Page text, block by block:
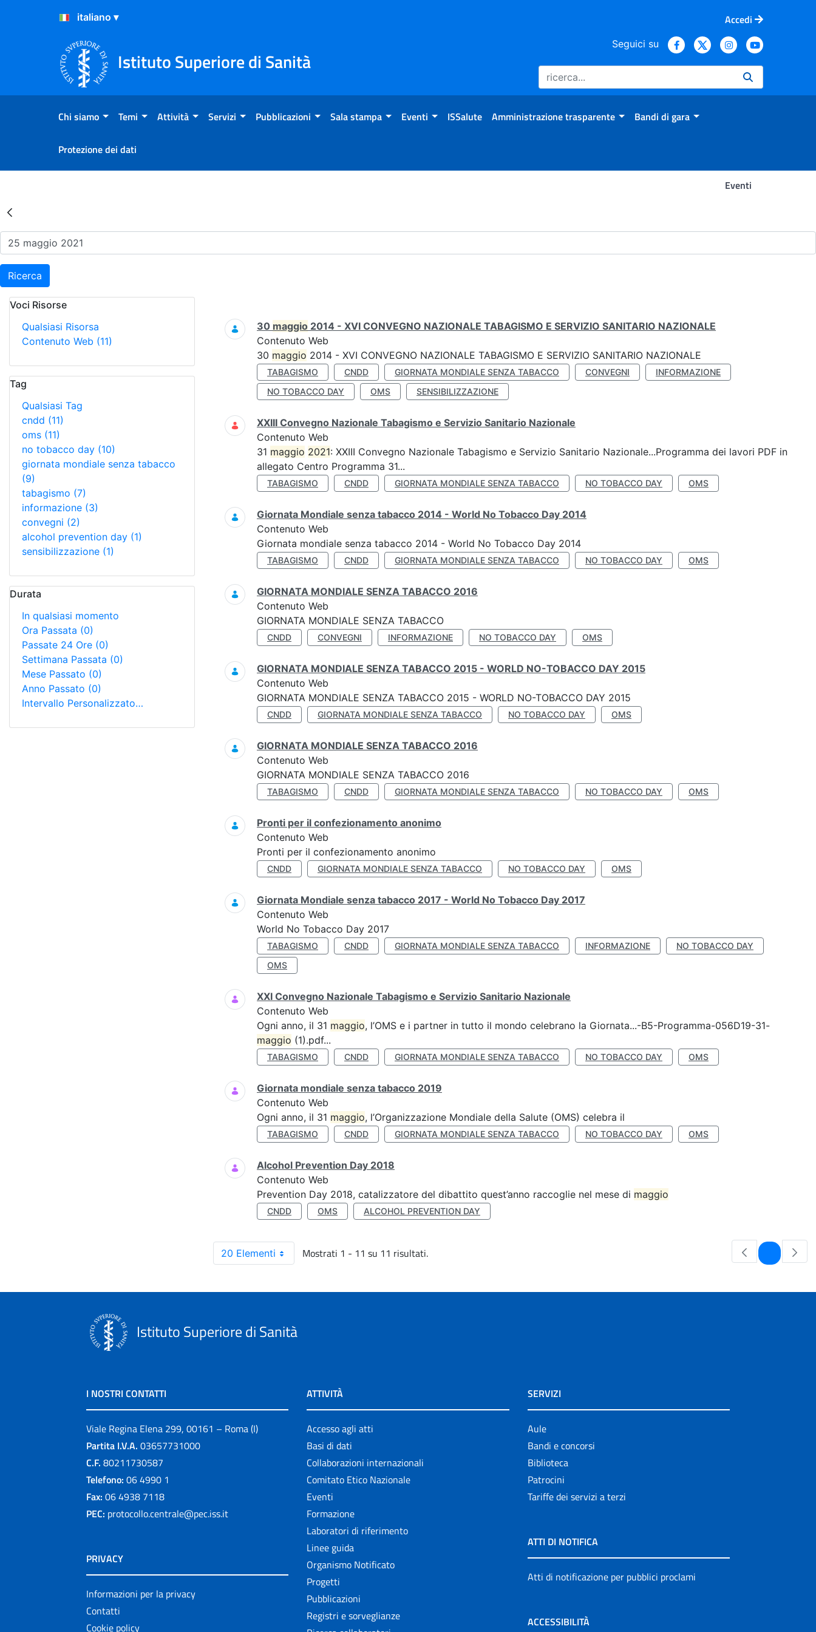
Salta al Contenuto
Salta al Footer
Accedi
Istituto Superiore di Sanità
Seguici su
Chi siamo Temi Attività Servizi Pubblicazioni Sala stampa Eventi ISSalute Amministrazione trasparente Bandi di gara
Protezione dei dati
Eventi
Risultati della Ricerca - Eventi
Ricerca
Voci Risorse
Qualsiasi Risorsa
Contenuto Web (11)
Tag
Qualsiasi Tag
cndd (11)
oms (11)
no tobacco day (10)
giornata mondiale senza tabacco
(9)
tabagismo (7)
informazione (3)
convegni (2)
alcohol prevention day (1)
sensibilizzazione (1)
Durata
In qualsiasi momento
Ora Passata (0)
Passate 24 Ore (0)
Settimana Passata (0)
Mese Passato (0)
Anno Passato (0)
Intervallo Personalizzato…
Ricerca
30 maggio 2014 - XVI CONVEGNO NAZIONALE TABAGISMO E SERVIZIO SANITARIO NAZIONALE
Contenuto Web
30 maggio 2014 - XVI CONVEGNO NAZIONALE TABAGISMO E SERVIZIO SANITARIO NAZIONALE
TABAGISMO CNDD GIORNATA MONDIALE SENZA TABACCO CONVEGNI
INFORMAZIONE
NO TOBACCO DAY
OMS SENSIBILIZZAZIONE
XXIII Convegno Nazionale Tabagismo e Servizio Sanitario Nazionale
Contenuto Web
31 maggio 2021: XXIII Convegno Nazionale Tabagismo e Servizio Sanitario Nazionale...Programma dei lavori PDF in
allegato Centro Programma 31...
TABAGISMO CNDD GIORNATA MONDIALE SENZA TABACCO NO TOBACCO DAY OMS
Giornata Mondiale senza tabacco 2014 - World No Tobacco Day 2014
Contenuto Web
Giornata mondiale senza tabacco 2014 - World No Tobacco Day 2014
TABAGISMO CNDD GIORNATA MONDIALE SENZA TABACCO NO TOBACCO DAY OMS
GIORNATA MONDIALE SENZA TABACCO 2016
Contenuto Web
GIORNATA MONDIALE SENZA TABACCO
CNDD CONVEGNI INFORMAZIONE NO TOBACCO DAY OMS
GIORNATA MONDIALE SENZA TABACCO 2015 - WORLD NO-TOBACCO DAY 2015
Contenuto Web
GIORNATA MONDIALE SENZA TABACCO 2015 - WORLD NO-TOBACCO DAY 2015
CNDD GIORNATA MONDIALE SENZA TABACCO NO TOBACCO DAY OMS
GIORNATA MONDIALE SENZA TABACCO 2016
Contenuto Web
GIORNATA MONDIALE SENZA TABACCO 2016
TABAGISMO CNDD GIORNATA MONDIALE SENZA TABACCO NO TOBACCO DAY OMS
Pronti per il confezionamento anonimo
Contenuto Web
Pronti per il confezionamento anonimo
CNDD GIORNATA MONDIALE SENZA TABACCO NO TOBACCO DAY OMS
Giornata Mondiale senza tabacco 2017 - World No Tobacco Day 2017
Contenuto Web
World No Tobacco Day 2017
TABAGISMO CNDD GIORNATA MONDIALE SENZA TABACCO INFORMAZIONE
NO TOBACCO DAY
OMS
XXI Convegno Nazionale Tabagismo e Servizio Sanitario Nazionale
Contenuto Web
Ogni anno, il 31 maggio, l’OMS e i partner in tutto il mondo celebrano la Giornata...-B5-Programma-056D19-31-
maggio (1).pdf...
TABAGISMO CNDD GIORNATA MONDIALE SENZA TABACCO NO TOBACCO DAY OMS
Giornata mondiale senza tabacco 2019
Contenuto Web
Ogni anno, il 31 maggio, l’Organizzazione Mondiale della Salute (OMS) celebra il
TABAGISMO CNDD GIORNATA MONDIALE SENZA TABACCO NO TOBACCO DAY OMS
Alcohol Prevention Day 2018
Contenuto Web
Prevention Day 2018, catalizzatore del dibattito quest’anno raccoglie nel mese di maggio
CNDD OMS ALCOHOL PREVENTION DAY
20 Elementi Mostrati 1 - 11 su 11 risultati. Pagina
Istituto Superiore di Sanità
I NOSTRI CONTATTI
Viale Regina Elena 299, 00161 – Roma (I)
Partita I.V.A. 03657731000
C.F. 80211730587
Telefono: 06 4990 1
Fax: 06 4938 7118
PEC: protocollo.centrale@pec.iss.it
PRIVACY
Informazioni per la privacy
Contatti
Cookie policy
ATTIVITÀ
Accesso agli atti
Basi di dati
Collaborazioni internazionali
Comitato Etico Nazionale
Eventi
Formazione
Laboratori di riferimento
Linee guida
Organismo Notificato
Progetti
Pubblicazioni
Registri e sorveglianze
SERVIZI
Aule
Bandi e concorsi
Biblioteca
Patrocini
Tariffe dei servizi a terzi
ATTI DI NOTIFICA
Atti di notificazione per pubblici proclami
ACCESSIBILITÀ